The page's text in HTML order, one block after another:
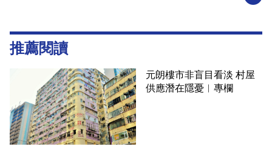
推薦閱讀
元朗樓市非盲目看淡 村屋
供應潛在隱憂︳專欄